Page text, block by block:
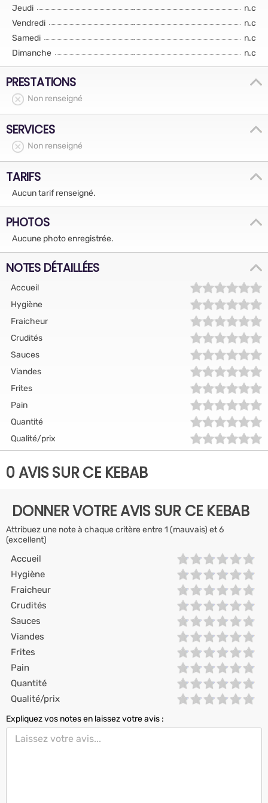
Jeudi
n.c
Vendredi
n.c
Samedi
n.c
Dimanche
n.c
PRESTATIONS
Non renseigné
SERVICES
Non renseigné
TARIFS
Aucun tarif renseigné.
PHOTOS
Aucune photo enregistrée.
NOTES DÉTAILLÉES
Accueil
Hygiène
Fraicheur
Crudités
Sauces
Viandes
Frites
Pain
Quantité
Qualité/prix
0 AVIS SUR CE KEBAB
DONNER VOTRE AVIS SUR CE KEBAB
Attribuez une note à chaque critère entre 1 (mauvais) et 6
(excellent)
Accueil
Hygiène
Fraicheur
Crudités
Sauces
Viandes
Frites
Pain
Quantité
Qualité/prix
Expliquez vos notes en laissez votre avis :